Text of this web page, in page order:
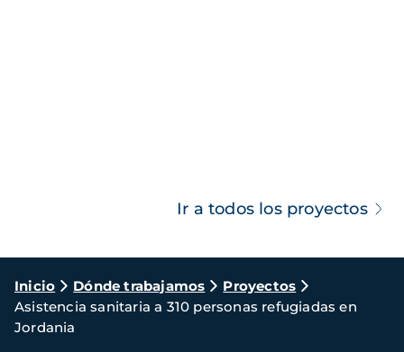
Ir a todos los proyectos
Ruta
de
navegación
Inicio Dónde trabajamos
Proyectos
Asistencia sanitaria a 310 personas refugiadas en
Jordania